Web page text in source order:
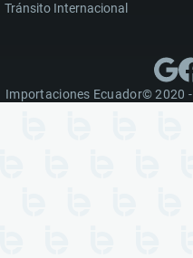
Tránsito Internacional
Importaciones Ecuador© 2020